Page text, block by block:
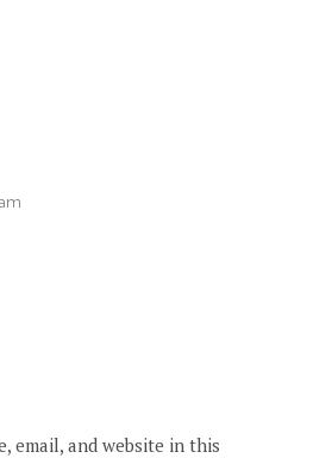
email, and website in this